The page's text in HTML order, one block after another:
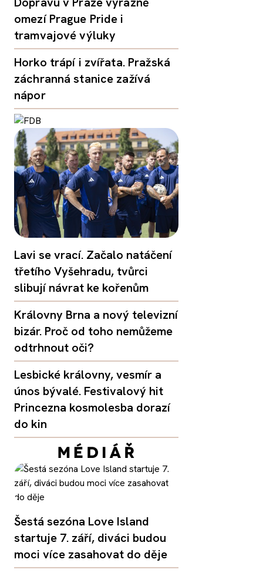
omezí Prague Pride i
tramvajové výluky
Horko trápí i zvířata. Pražská
záchranná stanice zažívá
nápor
Lavi se vrací. Začalo natáčení
třetího Vyšehradu, tvůrci
slibují návrat ke kořenům
Královny Brna a nový televizní
bizár. Proč od toho nemůžeme
odtrhnout oči?
Lesbické královny, vesmír a
únos bývalé. Festivalový hit
Princezna kosmolesba dorazí
do kin
Šestá sezóna Love Island
startuje 7. září, diváci budou
moci více zasahovat do děje